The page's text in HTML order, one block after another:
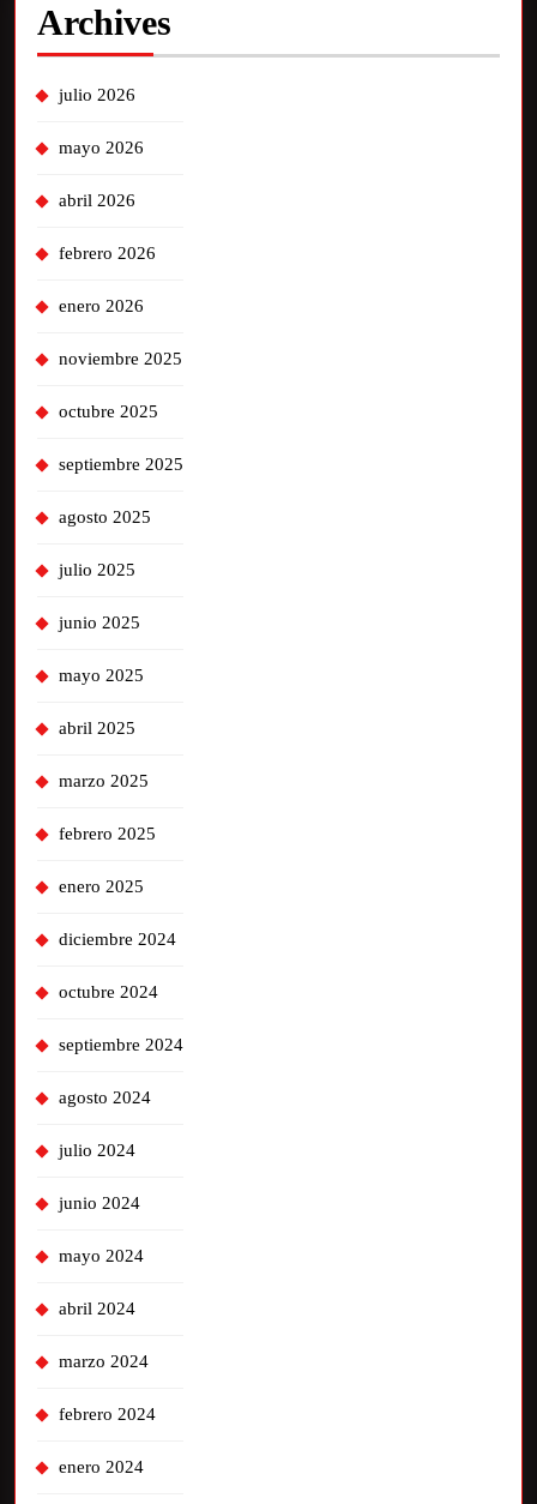
Archives
julio 2026
mayo 2026
abril 2026
febrero 2026
enero 2026
noviembre 2025
octubre 2025
septiembre 2025
agosto 2025
julio 2025
junio 2025
mayo 2025
abril 2025
marzo 2025
febrero 2025
enero 2025
diciembre 2024
octubre 2024
septiembre 2024
agosto 2024
julio 2024
junio 2024
mayo 2024
abril 2024
marzo 2024
febrero 2024
enero 2024